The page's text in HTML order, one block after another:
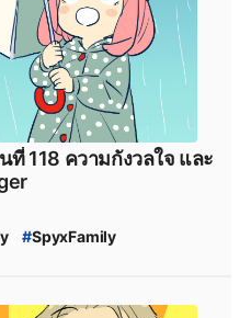
manga #MangaPlus
ลี # สปายแฟมิลี่ #สนธยา
งะ #มังกะ #หนังสือการ์ตูน
#สปายแฟมิลี่_120
ตอนล่าสุด
ย_x_แฟมิลี่_ตอนล่าสุด
หยุดพัก
_SPYxFAMILY
ที่ 118 ความกังวลใจ และ
#SpyxFamily
มิลี่_118